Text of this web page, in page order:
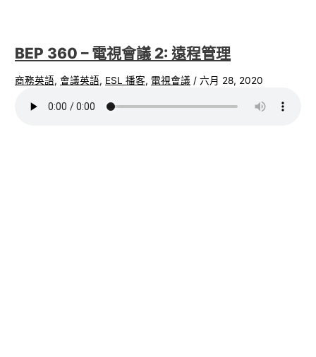
BEP 360 – 電視會議 2: 遠程管理
商務英語,會議英語, ESL 播客, 電視會議 /六月 28, 2020